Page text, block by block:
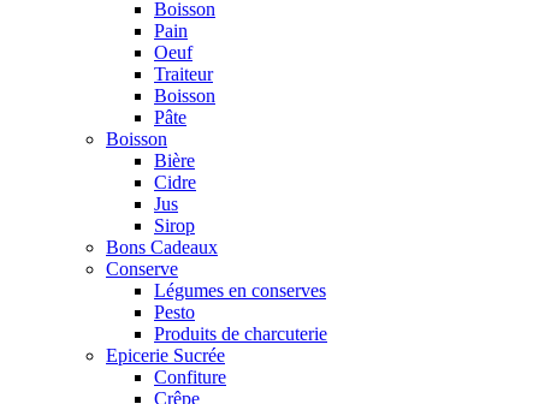
Boisson
Pain
Oeuf
Traiteur
Boisson
Pâte
Boisson
Bière
Cidre
Jus
Sirop
Bons Cadeaux
Conserve
Légumes en conserves
Pesto
Produits de charcuterie
Epicerie Sucrée
Confiture
Crêpe